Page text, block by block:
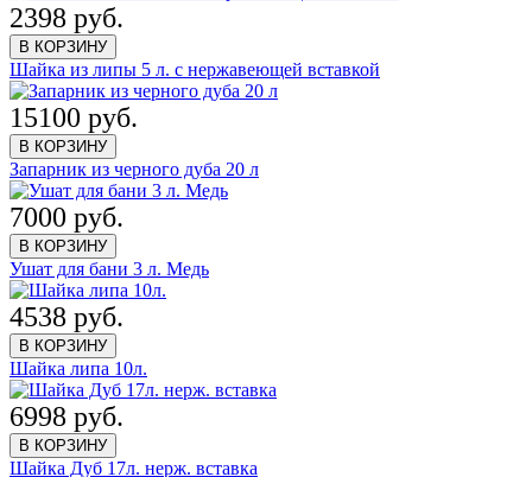
2398 руб.
В КОРЗИНУ
Шайка из липы 5 л. с нержавеющей вставкой
15100 руб.
В КОРЗИНУ
Запарник из черного дуба 20 л
7000 руб.
В КОРЗИНУ
Ушат для бани 3 л. Медь
4538 руб.
В КОРЗИНУ
Шайка липа 10л.
6998 руб.
В КОРЗИНУ
Шайка Дуб 17л. нерж. вставка